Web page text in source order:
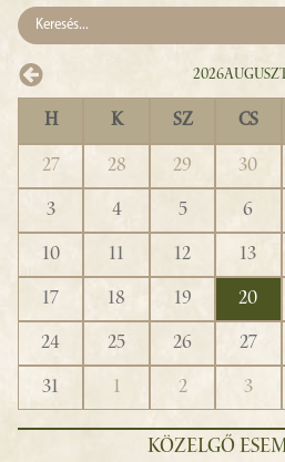
2026
H K SZ CS
27 28 29 30
3
4 5 6
10
11 12 13
17
18 19 20
24
25 26 27
31
1 2 3
KÖZELGŐ